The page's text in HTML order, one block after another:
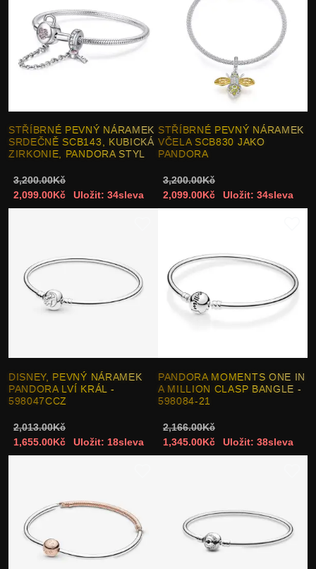
STŘÍBRNÉ PEVNÝ NÁRAMEK
SRDEČNĚ SCB143, KUBICKÁ
ZIRKONIE, PANDORA STYL
3,200.00Kč
2,099.00Kč
Uložit: 34sleva
STŘÍBRNÉ PEVNÝ NÁRAMEK
VČELA SCB830 JAKO
PANDORA
3,200.00Kč
2,099.00Kč
Uložit: 34sleva
DISNEY, PEVNÝ NÁRAMEK
PANDORA LVÍ KRÁL -
598047CCZ
2,013.00Kč
1,655.00Kč
Uložit: 18sleva
PANDORA MOMENTS ONE IN
A MILLION CLASP BANGLE -
598084-21
2,166.00Kč
1,345.00Kč
Uložit: 38sleva